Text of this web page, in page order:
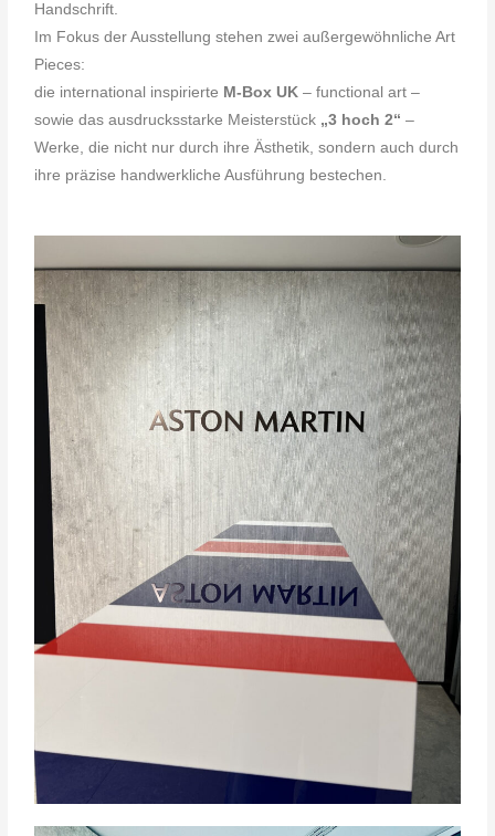
Handschrift.
Im Fokus der Ausstellung stehen zwei außergewöhnliche Art
Pieces:
die international inspirierte M-Box UK – functional art –
sowie das ausdrucksstarke Meisterstück „3 hoch 2“ –
Werke, die nicht nur durch ihre Ästhetik, sondern auch durch
ihre präzise handwerkliche Ausführung bestechen.